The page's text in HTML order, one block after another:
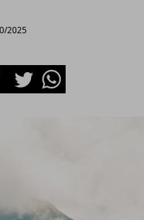
2025
TwitterWhatsapp